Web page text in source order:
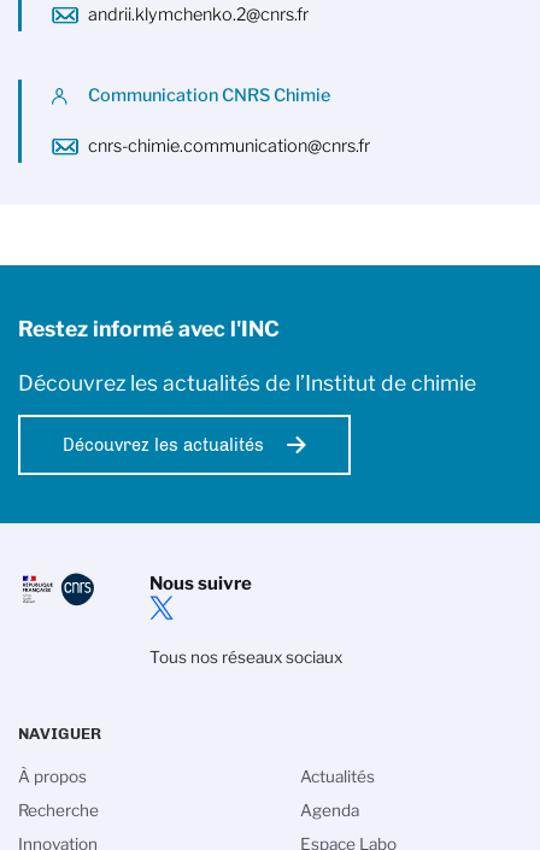
andrii.klymchenko.2@cnrs.fr
Communication CNRS Chimie
cnrs-chimie.communication@cnrs.fr
Restez informé avec l'INC
Découvrez les actualités de l’Institut de chimie
Découvrez les actualités
Nous suivre
Tous nos réseaux sociaux
NAVIGUER
À propos
Recherche
Innovation
Actualités
Agenda
Espace Labo